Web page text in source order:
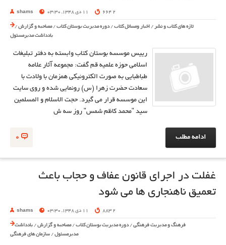
shams 11 دی 1348, 03:30 2 664
تازه های کتاب و نشر / اخبار ومسائل کتاب /دوره مدیریت بوستان کتاب /مصاحبه و گزارش /
یادداشت مدیرمسئول
رييس موسسه بوستان کتاب وابسته به دفتر تبليغات
اسلامي حوزه علميه قم گفت: مجموعه آثار علامه
طباطبايي به صورت الکترونيکي همزمان با ولادت با
سعادت حضرت زهرا (س) رونمايي شده و روي سايت
اين موسسه قرار مي گيرد. حجت الاسلام و المسلمين
سيد "محمد کاظم شمس" روز سه ش
0 ادامه مطلب
غفلت در اجراي قانون عفاف و حجاب باعث
تعميق ناهنجاري ها مي شود
shams 11 دی 1348, 03:30 2 883
فرهنگ و مدیریت فرهنگی /دوره مدیریت بوستان کتاب /مصاحبه و گزارش / یادداشت
مدیرمسئول / سازمان های فرهنگی